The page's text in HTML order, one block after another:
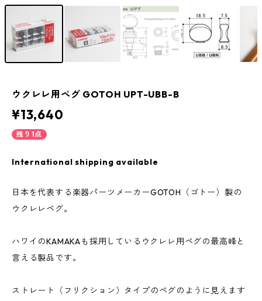
ウクレレ用ペグ GOTOH UPT-UBB-B
¥13,640
残り1点
International shipping available
日本を代表する楽器パーツメーカーGOTOH（ゴトー）製の
ウクレレペグ。
ハワイのKAMAKAも採用しているウクレレ用ペグの最高峰と
言える製品です。
ストレート（フリクション）タイプのペグのように見えます